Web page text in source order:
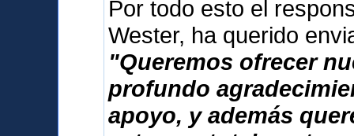
Por todo esto el
Wester, ha querido
"Queremos ofrecer
profundo
apoyo, y además